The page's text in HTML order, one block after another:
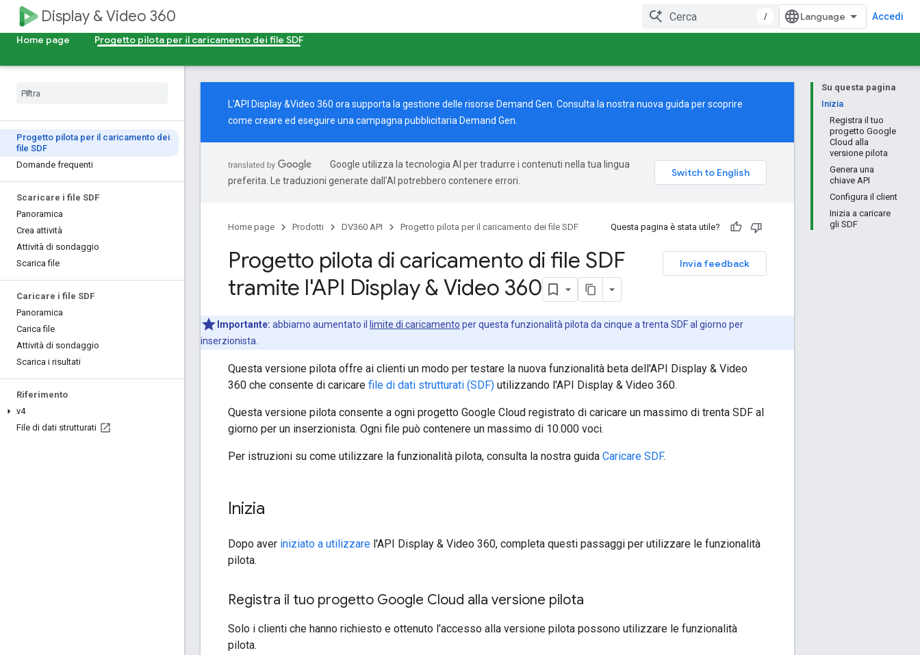
Display & Video 360 / Accedi
Home page Progetto pilota per il caricamento dei file SDF
Progetto pilota per il caricamento dei
file SDF
Domande frequenti
Scaricare i file SDF
Panoramica
Crea attività
Attività di sondaggio
Scarica file
Caricare i file SDF
Panoramica
Carica file
Attività di sondaggio
Scarica i risultati
Riferimento
v4
File di dati strutturati
Su questa pagina
Inizia
Registra il tuo
progetto Google
Cloud alla
versione pilota
Genera una
chiave API
Configura il client
Inizia a caricare
gli SDF
L'API Display &Video 360 ora supporta la gestione delle risorse Demand Gen. Consulta la nostra nuova guida per scoprire
come creare ed eseguire una campagna pubblicitaria Demand Gen.
Google utilizza la tecnologia AI per tradurre i contenuti nella tua lingua
preferita. Le traduzioni generate dall'AI potrebbero contenere errori.
Home page Prodotti DV360 API Progetto pilota per il caricamento dei file SDF Questa pagina è stata utile?
Invia feedback
Progetto pilota di caricamento di file SDF
tramite l'API Display & Video 360
Importante: abbiamo aumentato il limite di caricamento per questa funzionalità pilota da cinque a trenta SDF al giorno per
inserzionista.
Questa versione pilota offre ai clienti un modo per testare la nuova funzionalità beta dell'API Display & Video
360 che consente di caricare file di dati strutturati (SDF) utilizzando l'API Display & Video 360.
Questa versione pilota consente a ogni progetto Google Cloud registrato di caricare un massimo di trenta SDF al
giorno per un inserzionista. Ogni file può contenere un massimo di 10.000 voci.
Per istruzioni su come utilizzare la funzionalità pilota, consulta la nostra guida Caricare SDF.
Inizia
Dopo aver iniziato a utilizzare l'API Display & Video 360, completa questi passaggi per utilizzare le funzionalità
pilota.
Registra il tuo progetto Google Cloud alla versione pilota
Solo i clienti che hanno richiesto e ottenuto l'accesso alla versione pilota possono utilizzare le funzionalità
pilota.